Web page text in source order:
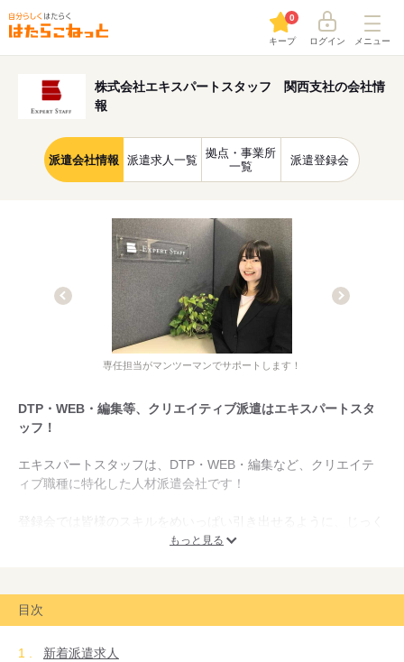
キープ
0
ログイン メニュー
株式会社エキスパートスタッフ 関西支社の会社情
報
派遣会社情報 派遣求人一覧
拠点・事業所
一覧
派遣登録会
専任担当がマンツーマンでサポートします！
DTP・WEB・編集等、クリエイティブ派遣はエキスパートスタ
ッフ！
エキスパートスタッフは、DTP・WEB・編集など、クリエイテ
ィブ職種に特化した人材派遣会社です！
登録会では皆様のスキルをめいっぱい引き出せるように、じっく
お仕事スタート後も、専任担当がマンツーマンでサポートいたし
ます！
もっと見る
目次
新着派遣求人